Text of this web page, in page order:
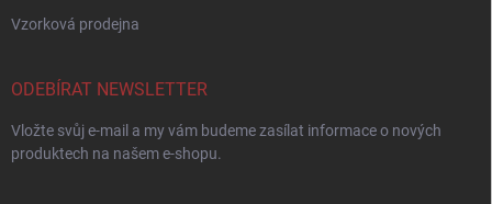
Vzorková prodejna
ODEBÍRAT NEWSLETTER
Vložte svůj e-mail a my vám budeme zasílat informace o nových
produktech na našem e-shopu.